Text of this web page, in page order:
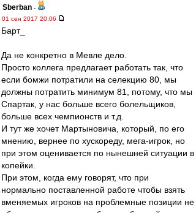
Sberban -
01 сен 2017 20:06
Барт_
Да не конкретно в Мевле дело.
Просто коллега предлагает работать так, что
если бомжи потратили на селекцию 80, мы
должны потратить минимум 81, потому, что мы
Спартак, у нас больше всего болельщиков,
больше всех чемпионств и т.д.
И тут же хочет Мартыновича, который, по его
мнению, вернее по хускореду, мега-игрок, но
при этом оценивается по нынешней ситуации в
копейки.
При этом, когда ему говорят, что при
нормально поставленной работе чтобы взять
вменяемых игроков на проблемные позиции не